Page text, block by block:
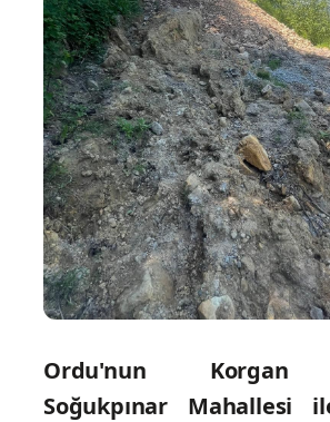
Ordu'nun Korgan
Soğukpınar Mahallesi